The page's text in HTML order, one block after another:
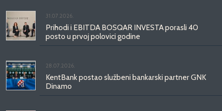
31.07.2026.
Prihodi i EBITDA BOSQAR INVESTA porasli 40
posto u prvoj polovici godine
28.07.2026.
KentBank postao službeni bankarski partner GNK
Dinamo